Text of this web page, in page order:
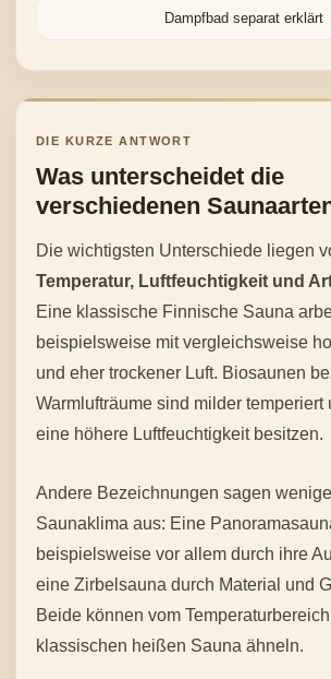
Dampfbad separat erklärt
DIE KURZE ANTWORT
Was unterscheidet die
verschiedenen
Die wichtigsten Unterschiede liegen
Temperatur, Luftfeuchtigkeit und
Eine klassische Finnische Sauna
beispielsweise mit vergleichsweise
und eher trockener Luft. Biosaunen
Warmlufträume sind milder temperiert
eine höhere Luftfeuchtigkeit besitzen.
Andere Bezeichnungen sagen
Saunaklima aus: Eine
beispielsweise vor allem durch ihre
eine Zirbelsauna durch Material und
Beide können vom
klassischen heißen Sauna ähneln.